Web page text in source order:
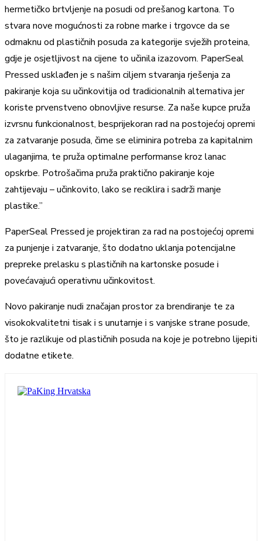
hermetičko brtvljenje na posudi od prešanog kartona. To
stvara nove mogućnosti za robne marke i trgovce da se
odmaknu od plastičnih posuda za kategorije svježih proteina,
gdje je osjetljivost na cijene to učinila izazovom. PaperSeal
Pressed usklađen je s našim ciljem stvaranja rješenja za
pakiranje koja su učinkovitija od tradicionalnih alternativa jer
koriste prvenstveno obnovljive resurse. Za naše kupce pruža
izvrsnu funkcionalnost, besprijekoran rad na postojećoj opremi
za zatvaranje posuda, čime se eliminira potreba za kapitalnim
ulaganjima, te pruža optimalne performanse kroz lanac
opskrbe. Potrošačima pruža praktično pakiranje koje
zahtijevaju – učinkovito, lako se reciklira i sadrži manje
plastike.”
PaperSeal Pressed je projektiran za rad na postojećoj opremi
za punjenje i zatvaranje, što dodatno uklanja potencijalne
prepreke prelasku s plastičnih na kartonske posude i
povećavajući operativnu učinkovitost.
Novo pakiranje nudi značajan prostor za brendiranje te za
visokokvalitetni tisak i s unutarnje i s vanjske strane posude,
što je razlikuje od plastičnih posuda na koje je potrebno lijepiti
dodatne etikete.